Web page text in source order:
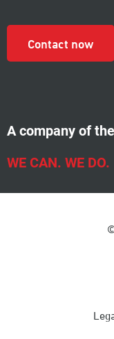
Contact now
A company of
WE CAN. WE DO.